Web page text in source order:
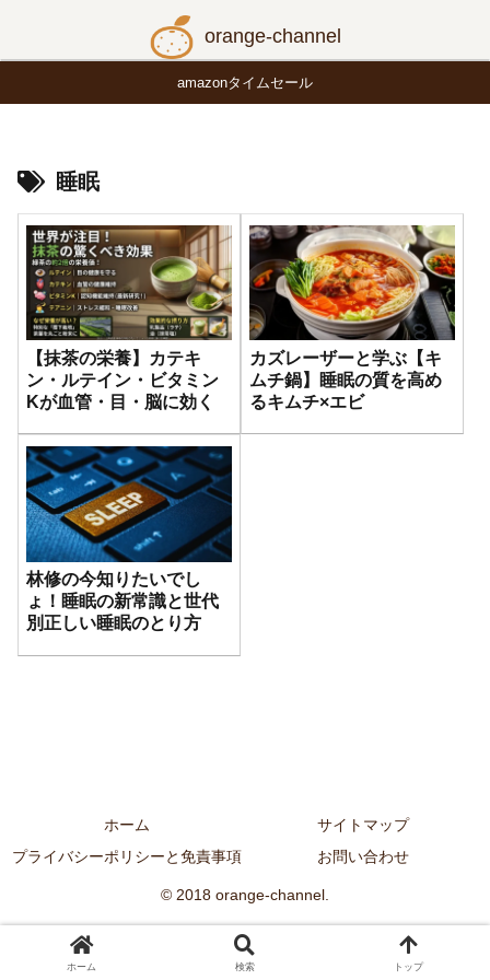
orange-channel
amazonタイムセール
睡眠
【抹茶の栄養】カテキ
ン・ルテイン・ビタミン
Kが血管・目・脳に効く
カズレーザーと学ぶ【キ
ムチ鍋】睡眠の質を高め
るキムチ×エビ
林修の今知りたいでし
ょ！睡眠の新常識と世代
別正しい睡眠のとり方
ホーム
サイトマップ
プライバシーポリシーと免責事項
お問い合わせ
© 2018 orange-channel.
ホーム 検索 トップ